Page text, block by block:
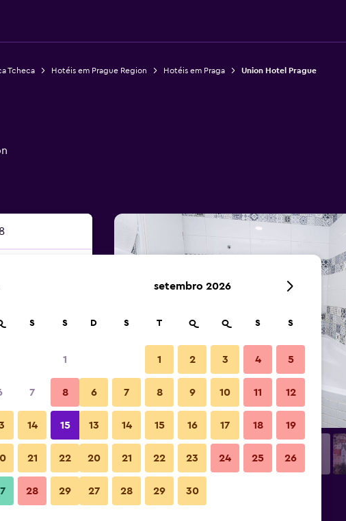
Tcheca Hotéis em Prague Region Hotéis em Praga Union Hotel Prague
mais barato(a)
Ver oferta
Outros
Union Hotel Prague: Fotos
S S
1
7 8
14 15
21 22
28 29
setembro 2026
D S T Q Q S S
1 2 3 4 5
6 7 8 9 10 11 12
13 14 15 16 17 18 19
20 21 22 23 24 25 26
27 28 29 30